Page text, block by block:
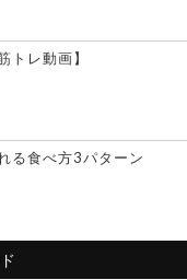
トレ動画】
る食べ方3パターン